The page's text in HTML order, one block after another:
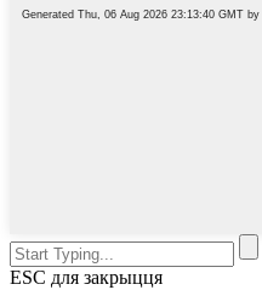
ESC для закрыцця